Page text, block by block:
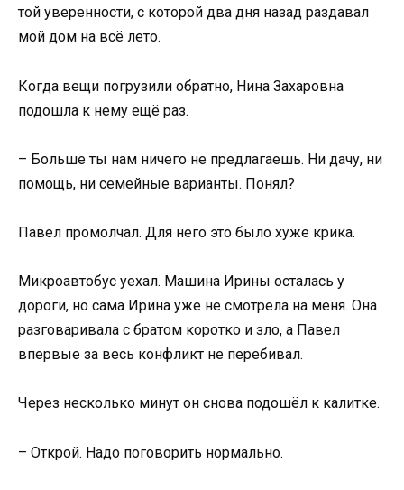
той уверенности, с которой два дня назад раздавал
мой дом на всё лето.
Когда вещи погрузили обратно, Нина Захаровна
подошла к нему ещё раз.
– Больше ты нам ничего не предлагаешь. Ни дачу, ни
помощь, ни семейные варианты. Понял?
Павел промолчал. Для него это было хуже крика.
Микроавтобус уехал. Машина Ирины осталась у
дороги, но сама Ирина уже не смотрела на меня. Она
разговаривала с братом коротко и зло, а Павел
впервые за весь конфликт не перебивал.
Через несколько минут он снова подошёл к калитке.
– Открой. Надо поговорить нормально.